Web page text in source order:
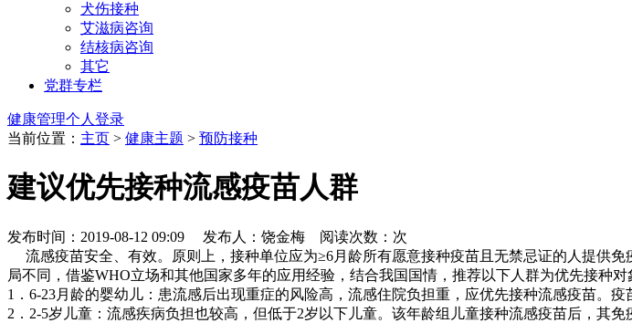
犬伤接种
艾滋病咨询
结核病咨询
其它
党群专栏
健康管理个人登录
当前位置： 主页 > 健康主题 > 预防接种
建议优先接种流感疫苗人群
发布时间：2019-08-12 09:09 发布人：饶金梅 阅读次数： 次
流感疫苗安全、有效。原则上，接种单位应为≥6月龄所有愿意接种疫苗且无禁忌证的人提供
局不同，借鉴WHO立场和其他国家多年的应用经验，结合我国国情，推荐以下人群为优先接种对
1．6-23月龄的婴幼儿：患流感后出现重症的风险高，流感住院负担重，应优先接种流感疫苗。
2．2-5岁儿童：流感疾病负担也较高，但低于2岁以下儿童。该年龄组儿童接种流感疫苗后，其免